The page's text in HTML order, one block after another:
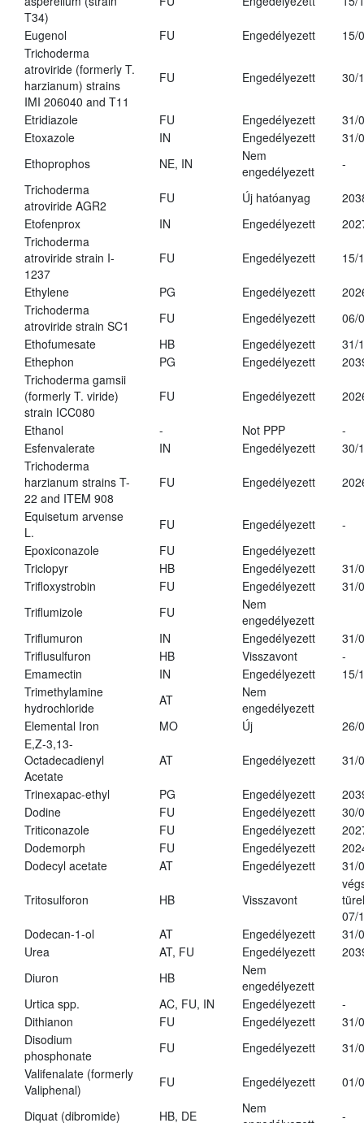
T34)
Eugenol FU Engedélyezett
15/
Trichoderma
atroviride (formerly T.
harzianum) strains
IMI 206040 and T11
FU Engedélyezett 30/
Etridiazole FU Engedélyezett
31/
Etoxazole
IN Engedélyezett
31/
Ethoprophos
NE, IN
Nem
engedélyezett
-
Trichoderma
atroviride AGR2
FU Új hatóanyag
Etofenprox
IN Engedélyezett
Trichoderma
atroviride strain I-
1237
FU Engedélyezett 15/
Ethylene PG Engedélyezett
Trichoderma
atroviride strain SC1
FU Engedélyezett
06/
Ethofumesate
HB Engedélyezett
31/
Ethephon
PG Engedélyezett
Trichoderma gamsii
(formerly T. viride)
strain ICC080
FU Engedélyezett
Ethanol - Not PPP
-
Esfenvalerate
IN Engedélyezett
30/
Trichoderma
harzianum strains T-
22 and ITEM 908
FU Engedélyezett
Equisetum arvense
L.
FU Engedélyezett
-
Epoxiconazole
FU
Engedélyezett
Triclopyr
HB Engedélyezett
31/
Trifloxystrobin
FU Engedélyezett
31/
Triflumizole
FU
Nem
engedélyezett
Triflumuron
IN Engedélyezett
31/
Triflusulfuron
HB Visszavont
-
Emamectin
IN Engedélyezett
15/
Trimethylamine
hydrochloride
AT
Nem
engedélyezett
Elemental Iron
MO Új
26/
E,Z-3,13-
Octadecadienyl
Acetate
AT Engedélyezett 31/
Trinexapac-ethyl PG Engedélyezett
Dodine
FU Engedélyezett
30/
Triticonazole
FU Engedélyezett
Dodemorph
FU Engedélyezett
Dodecyl acetate
AT Engedélyezett 31/
Tritosulforon HB Visszavont
07/
Dodecan-1-ol
AT Engedélyezett
31/
Urea
AT, FU Engedélyezett
Diuron
HB
Nem
engedélyezett
Urtica spp.
AC, FU, IN Engedélyezett
-
Dithianon
FU Engedélyezett
31/
Disodium
phosphonate
FU Engedélyezett
31/
Valifenalate (formerly
Valiphenal)
FU Engedélyezett 01/
Diquat (dibromide) HB, DE
Nem
-